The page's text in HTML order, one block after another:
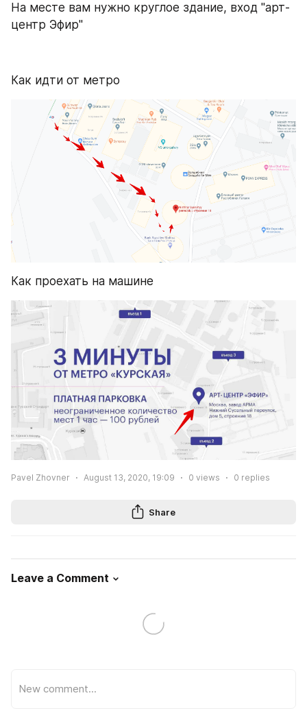
На месте вам нужно круглое здание, вход "арт-
центр Эфир"
Как идти от метро
Как проехать на машине
Pavel Zhovner August 13, 2020, 19:09 0 views 0 replies
Share
Leave a Comment